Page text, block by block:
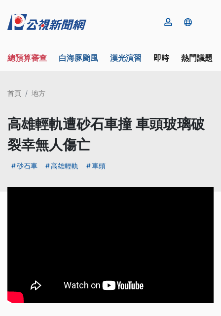
總預算審查 白海豚颱風 漢光演習 即時 熱門議題
首頁 地方
高雄輕軌遭砂石車撞 車頭玻璃破
裂幸無人傷亡
砂石車 高雄輕軌 車頭